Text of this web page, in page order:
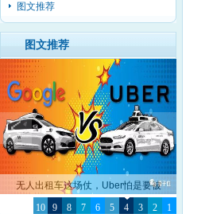
图文推荐
图文推荐
1
2
3
4
5
6
7
8
9
10
无人出租车这场仗，Uber怕是要被
Google彻底击败了